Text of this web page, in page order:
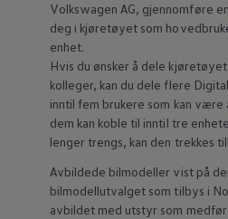
Volkswagen AG, gjennomføre
deg i kjøretøyet som
enhet.
Hvis du ønsker å dele
kolleger, kan du dele flere
inntil fem brukere som kan
dem kan koble til inntil tre
lenger trengs, kan den trekkes
Avbildede bilmodeller vist på
bilmodellutvalget som tilbys i
avbildet med utstyr som